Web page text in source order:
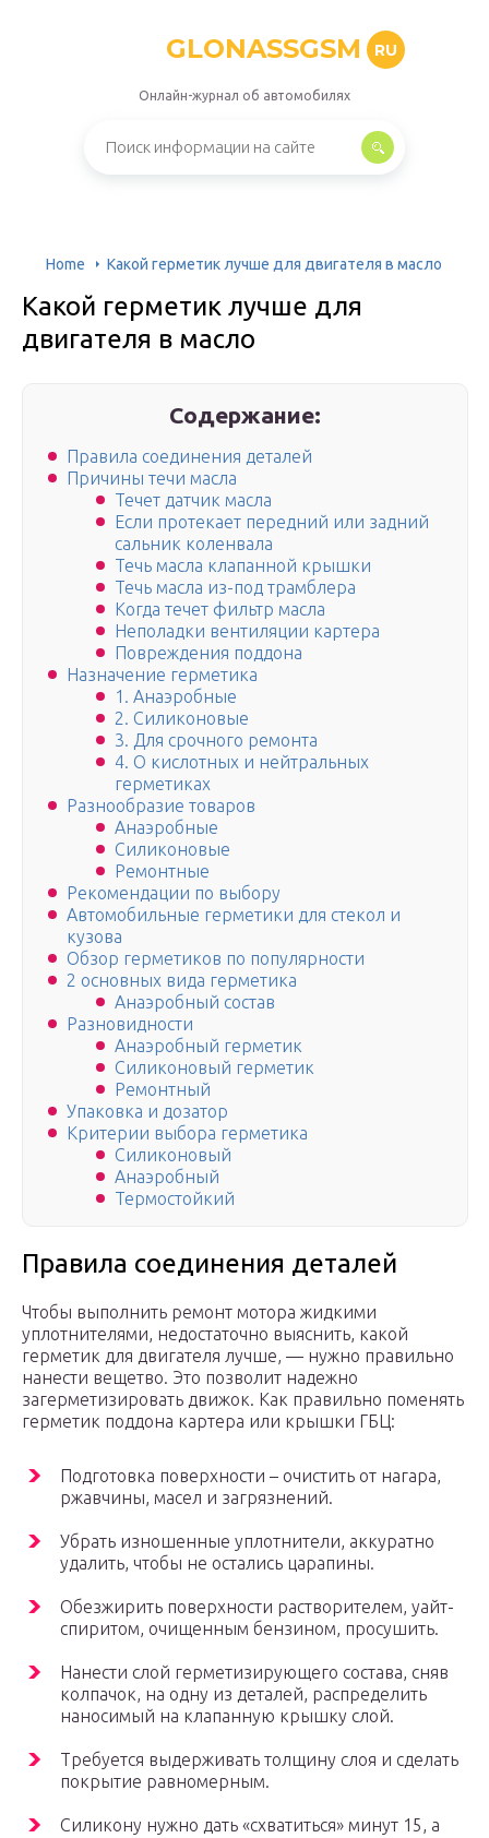
GLONASSGSM RU
Онлайн-журнал об автомобилях
Home Какой герметик лучше для двигателя в масло
Какой герметик лучше для
двигателя в масло
Содержание:
Правила соединения деталей
Причины течи масла
Течет датчик масла
Если протекает передний или задний
сальник коленвала
Течь масла клапанной крышки
Течь масла из-под трамблера
Когда течет фильтр масла
Неполадки вентиляции картера
Повреждения поддона
Назначение герметика
1. Анаэробные
2. Силиконовые
3. Для срочного ремонта
4. О кислотных и нейтральных
герметиках
Разнообразие товаров
Анаэробные
Силиконовые
Ремонтные
Рекомендации по выбору
Автомобильные герметики для стекол и
кузова
Обзор герметиков по популярности
2 основных вида герметика
Анаэробный состав
Разновидности
Анаэробный герметик
Силиконовый герметик
Ремонтный
Упаковка и дозатор
Критерии выбора герметика
Силиконовый
Анаэробный
Термостойкий
Правила соединения деталей
Чтобы выполнить ремонт мотора жидкими
уплотнителями, недостаточно выяснить, какой
герметик для двигателя лучше, — нужно правильно
нанести вещетво. Это позволит надежно
загерметизировать движок. Как правильно поменять
герметик поддона картера или крышки ГБЦ:
Подготовка поверхности – очистить от нагара,
ржавчины, масел и загрязнений.
Убрать изношенные уплотнители, аккуратно
удалить, чтобы не остались царапины.
Обезжирить поверхности растворителем, уайт-
спиритом, очищенным бензином, просушить.
Нанести слой герметизирующего состава, сняв
колпачок, на одну из деталей, распределить
наносимый на клапанную крышку слой.
Требуется выдерживать толщину слоя и сделать
покрытие равномерным.
Силикону нужно дать «схватиться» минут 15, а